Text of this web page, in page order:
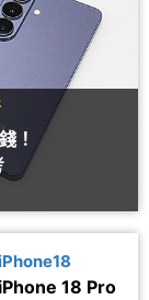
！
18 Pro